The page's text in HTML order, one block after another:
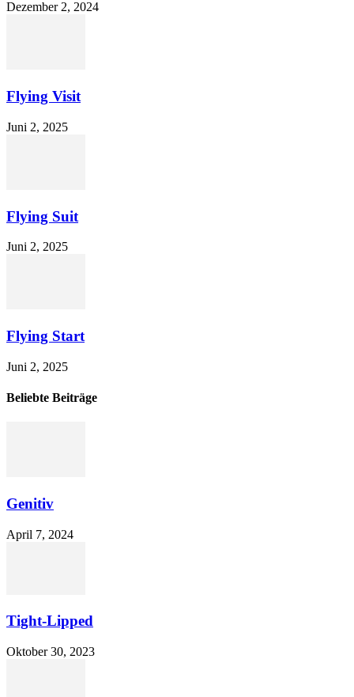
Dezember 2, 2024
Flying Visit
Juni 2, 2025
Flying Suit
Juni 2, 2025
Flying Start
Juni 2, 2025
Beliebte Beiträge
Genitiv
April 7, 2024
Tight-Lipped
Oktober 30, 2023